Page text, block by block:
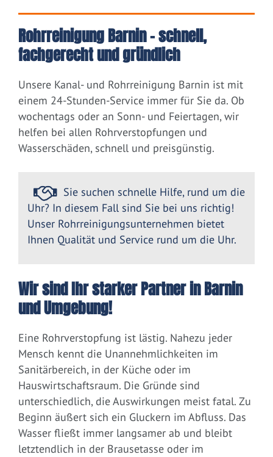
Rohrreinigung Barnin – schnell,
fachgerecht und gründlich
Unsere Kanal- und Rohrreinigung Barnin ist mit
einem 24-Stunden-Service immer für Sie da. Ob
wochentags oder an Sonn- und Feiertagen, wir
helfen bei allen Rohrverstopfungen und
Wasserschäden, schnell und preisgünstig.
Sie suchen schnelle Hilfe, rund um die
Uhr? In diesem Fall sind Sie bei uns richtig!
Unser Rohrreinigungsunternehmen bietet
Ihnen Qualität und Service rund um die Uhr.
Wir sind Ihr starker Partner in Barnin
und Umgebung!
Eine Rohrverstopfung ist lästig. Nahezu jeder
Mensch kennt die Unannehmlichkeiten im
Sanitärbereich, in der Küche oder im
Hauswirtschaftsraum. Die Gründe sind
unterschiedlich, die Auswirkungen meist fatal. Zu
Beginn äußert sich ein Gluckern im Abfluss. Das
Wasser fließt immer langsamer ab und bleibt
letztendlich in der Brausetasse oder im